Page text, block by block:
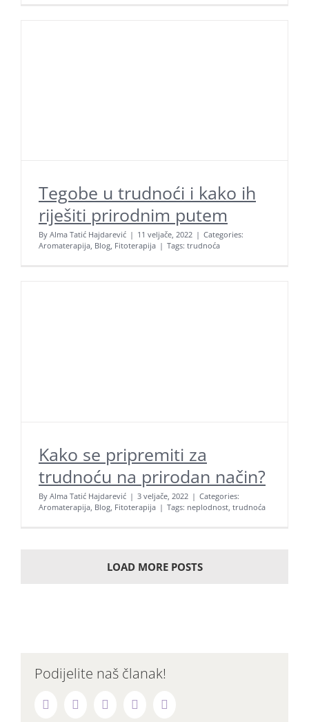
Tegobe u trudnoći i kako ih
riješiti prirodnim putem
By Alma Tatić Hajdarević | 11 veljače, 2022 | Categories:
Aromaterapija, Blog, Fitoterapija | Tags: trudnoća
Kako se pripremiti za
trudnoću na prirodan način?
By Alma Tatić Hajdarević | 3 veljače, 2022 | Categories:
Aromaterapija Blog Fitoterapija | Tags: neplodnost trudnoća
LOAD MORE POSTS
Podijelite naš članak!
FacebookTwitter LinkedInReddit
Aroma Hominis j.d.o.o.
Prirodne terapije za um i tijelo
Poklon bonovi naših usluga
Zaštita osobnih podataka
Kolačići